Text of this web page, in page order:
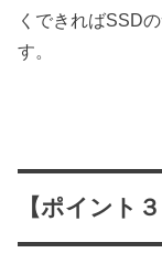
くできればSSD
す。
【ポイント